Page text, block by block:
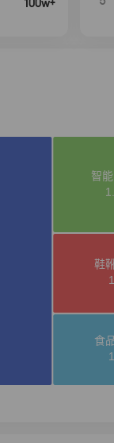
100w+